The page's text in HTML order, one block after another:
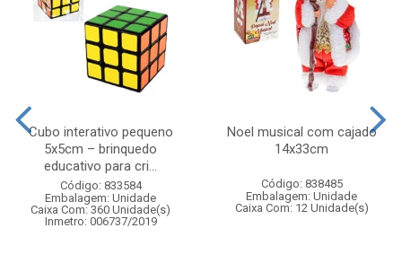
Cubo interativo pequeno
5x5cm – brinquedo
educativo para cri...
Código: 833584
Embalagem: Unidade
Caixa Com: 360 Unidade(s)
Inmetro: 006737/2019
Noel musical com cajado
14x33cm
Código: 838485
Embalagem: Unidade
Caixa Com: 12 Unidade(s)